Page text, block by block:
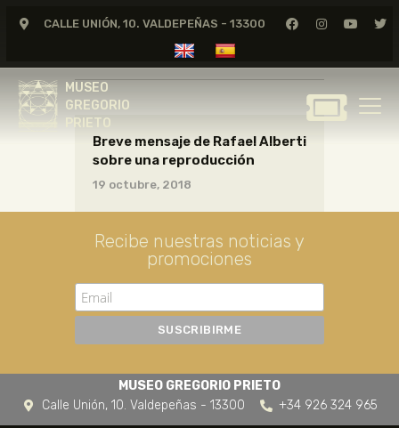
CALLE UNIÓN, 10. VALDEPEÑAS - 13300
MUSEO
GREGORIO
PRIETO
MUSEO
GREGORIO
GREGORIO PRIETO
CERTAMEN DE DIBUJO
FUNDACIÓN
TIENDA
NOTICIAS
Breve mensaje de Rafael Alberti
sobre una reproducción
19 octubre, 2018
Recibe nuestras noticias y
promociones
MUSEO GREGORIO PRIETO
Calle Unión, 10. Valdepeñas - 13300
+34 926 324 965